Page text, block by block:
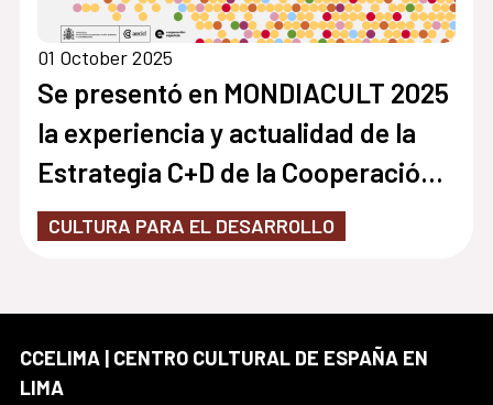
01 October 2025
Se presentó en MONDIACULT 2025
la experiencia y actualidad de la
Estrategia C+D de la Cooperación
Española
CULTURA PARA EL DESARROLLO
CCELIMA | CENTRO CULTURAL DE ESPAÑA EN
LIMA